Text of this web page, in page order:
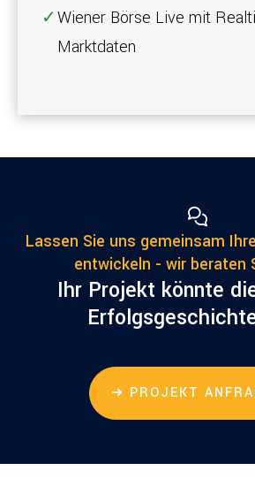
Wiener Börse Live mit
Marktdaten
Lassen Sie uns gemeinsam
entwickeln - wir beraten
Ihr Projekt könnte
➜ PROJEKT